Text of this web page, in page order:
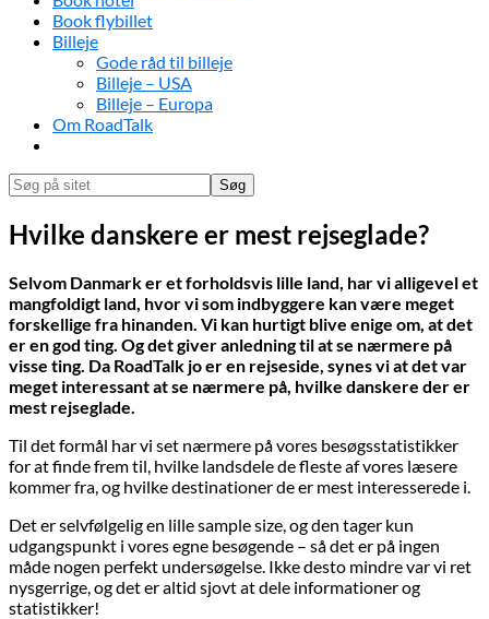
Book flybillet
Billeje
Gode råd til billeje
Billeje – USA
Billeje – Europa
Om RoadTalk
Søg
på
sitet
Search
Hvilke danskere er mest rejseglade?
Selvom Danmark er et forholdsvis lille land, har vi alligevel et
mangfoldigt land, hvor vi som indbyggere kan være meget
forskellige fra hinanden. Vi kan hurtigt blive enige om, at det
er en god ting. Og det giver anledning til at se nærmere på
visse ting. Da RoadTalk jo er en rejseside, synes vi at det var
meget interessant at se nærmere på, hvilke danskere der er
mest rejseglade.
Til det formål har vi set nærmere på vores besøgsstatistikker
for at finde frem til, hvilke landsdele de fleste af vores læsere
kommer fra, og hvilke destinationer de er mest interesserede i.
Det er selvfølgelig en lille sample size, og den tager kun
udgangspunkt i vores egne besøgende – så det er på ingen
måde nogen perfekt undersøgelse. Ikke desto mindre var vi ret
nysgerrige, og det er altid sjovt at dele informationer og
statistikker!